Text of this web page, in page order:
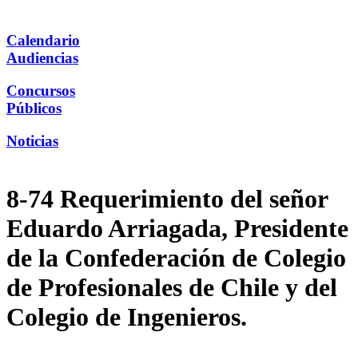
Calendario
Audiencias
Concursos
Públicos
Noticias
8-74 Requerimiento del señor
Eduardo Arriagada, Presidente
de la Confederación de Colegio
de Profesionales de Chile y del
Colegio de Ingenieros.